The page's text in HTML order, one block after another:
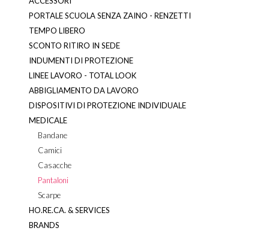
PORTALE SCUOLA SENZA ZAINO - RENZETTI
TEMPO LIBERO
SCONTO RITIRO IN SEDE
INDUMENTI DI PROTEZIONE
LINEE LAVORO - TOTAL LOOK
ABBIGLIAMENTO DA LAVORO
DISPOSITIVI DI PROTEZIONE INDIVIDUALE
MEDICALE
Bandane
Camici
Casacche
Pantaloni
Scarpe
HO.RE.CA. & SERVICES
BRANDS